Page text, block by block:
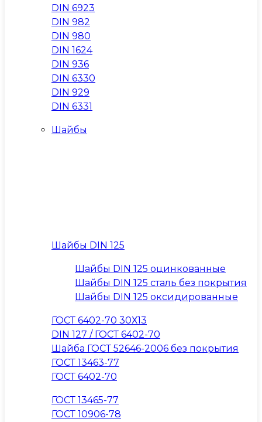
DIN 6923
DIN 982
DIN 980
DIN 1624
DIN 936
DIN 6330
DIN 929
DIN 6331
Шайбы
Шайбы DIN 125
Шайбы DIN 125 оцинкованные
Шайбы DIN 125 сталь без покрытия
Шайбы DIN 125 оксидированные
ГОСТ 6402-70 30Х13
DIN 127 / ГОСТ 6402-70
Шайба ГОСТ 52646-2006 без покрытия
ГОСТ 13463-77
ГОСТ 6402-70
ГОСТ 13465-77
ГОСТ 10906-78